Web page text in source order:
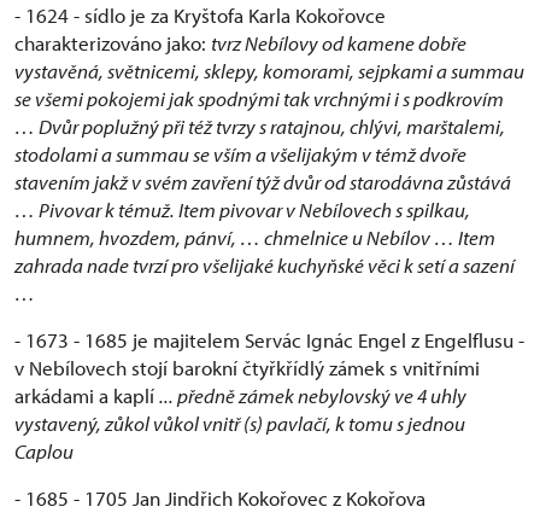
- 1624 - sídlo je za Kryštofa Karla Kokořovce
charakterizováno jako: tvrz Nebílovy od kamene dobře
vystavěná, světnicemi, sklepy, komorami, sejpkami a summau
se všemi pokojemi jak spodnými tak vrchnými i s podkrovím
… Dvůr poplužný při též tvrzy s ratajnou, chlývi, marštalemi,
stodolami a summau se vším a všelijakým v témž dvoře
stavením jakž v svém zavření týž dvůr od starodávna zůstává
… Pivovar k témuž. Item pivovar v Nebílovech s spilkau,
humnem, hvozdem, pánví, … chmelnice u Nebílov … Item
zahrada nade tvrzí pro všelijaké kuchyňské věci k setí a sazení
…
- 1673 - 1685 je majitelem Servác Ignác Engel z Engelflusu -
v Nebílovech stojí barokní čtyřkřídlý zámek s vnitřními
arkádami a kaplí... předně zámek nebylovský ve 4 uhly
vystavený, zůkol vůkol vnitř (s) pavlačí, k tomu s jednou
Caplou
- 1685 - 1705 Jan Jindřich Kokořovec z Kokořova